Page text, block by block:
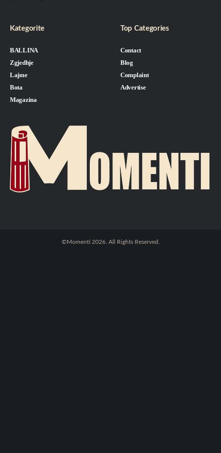
Kategorite
BALLINA
Zgjedhje
Lajme
Bota
Magazina
Top Categories
Contact
Blog
Complaint
Advertise
©Momenti 2026. All Rights Reserved.